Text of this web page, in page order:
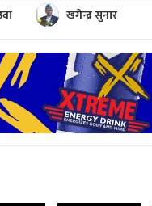
खगेन्द्र सुनार